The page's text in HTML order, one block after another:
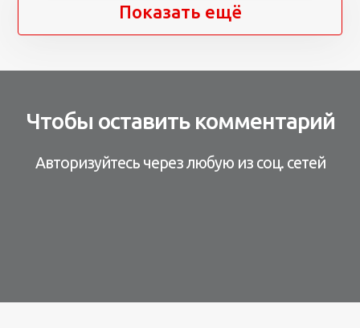
Показать ещё
Чтобы оставить комментарий
Авторизуйтесь через любую из соц. сетей